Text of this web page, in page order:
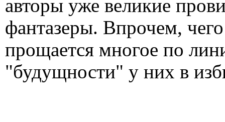
авторы уже великие
фантазеры. Впрочем,
прощается многое по
"будущности" у них в